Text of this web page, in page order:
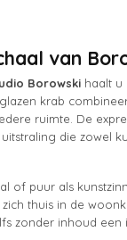
van
Borowski haalt u
krab
ruimte. De
die zowel
of puur als
thuis in de
zonder inhoud een